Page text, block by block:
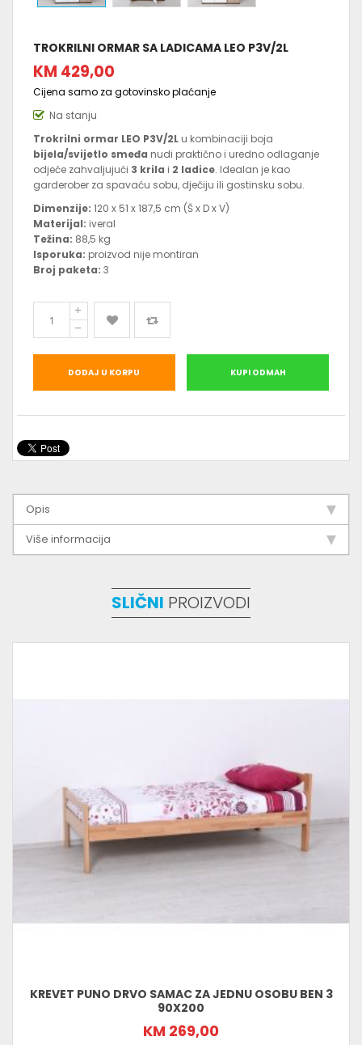
TROKRILNI ORMAR SA LADICAMA LEO P3V/2L
KM 429,00
Cijena samo za gotovinsko plaćanje
Na stanju
Trokrilni ormar LEO P3V/2L u kombinaciji boja
bijela/svijetlo smeđa nudi praktično i uredno odlaganje
odjeće zahvaljujući 3 krila i 2 ladice. Idealan je kao
garderober za spavaću sobu, dječiju ili gostinsku sobu.
Dimenzije: 120 x 51 x 187,5 cm (Š x D x V)
Materijal: iveral
Težina: 88,5 kg
Isporuka: proizvod nije montiran
Broj paketa: 3
DODAJ U KORPU KUPI ODMAH
Opis
Više informacija
SLIČNI PROIZVODI
KREVET PUNO DRVO SAMAC ZA JEDNU OSOBU BEN 3
90X200
KM 269,00